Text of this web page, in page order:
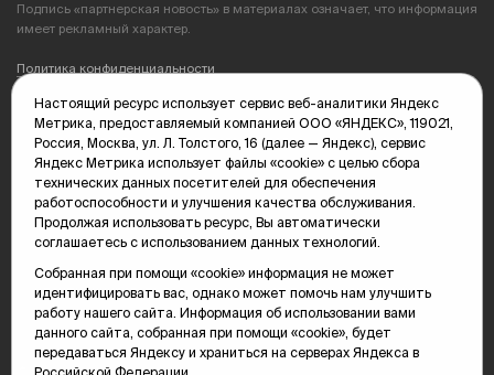
Подпись «партнерская новость» в материалах означает, что информация
имеет рекламный характер.
Политика конфиденциальности
Редакция: 625035, Тюмень, пр. Геологоразведчиков, 28А
(3452) 68-89-05
edit@vsluh.ru
Главный редактор: Панкина Т.Ю.
kika@vsluh.ru
По вопросам рекламы:
(3452) 68-89-78
kotovaev@sibinformburo.ru
mim@vsluh.ru
Настоящий ресурс использует сервис веб-аналитики Яндекс
Метрика, предоставляемый компанией ООО «ЯНДЕКС», 119021,
Россия, Москва, ул. Л. Толстого, 16 (далее — Яндекс), сервис
Яндекс Метрика использует файлы «cookie» с целью сбора
технических данных посетителей для обеспечения
работоспособности и улучшения качества обслуживания.
Продолжая использовать ресурс, Вы автоматически
соглашаетесь с использованием данных технологий.
Собранная при помощи «cookie» информация не может
идентифицировать вас, однако может помочь нам улучшить
работу нашего сайта. Информация об использовании вами
данного сайта, собранная при помощи «cookie», будет
передаваться Яндексу и храниться на серверах Яндекса в